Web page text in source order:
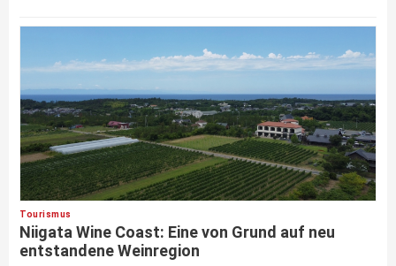
Tourismus
Niigata Wine Coast: Eine von Grund auf neu
entstandene Weinregion